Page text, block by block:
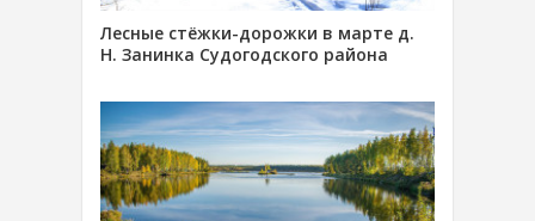
Лесные стёжки-дорожки в марте д.
Н. Занинка Судогодского района